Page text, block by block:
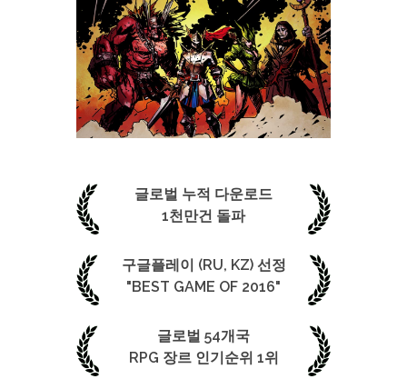
글로벌 누적 다운로드
1천만건 돌파
구글플레이 (RU, KZ) 선정
"BEST GAME OF 2016"
글로벌 54개국
RPG 장르 인기순위 1위